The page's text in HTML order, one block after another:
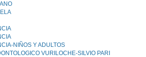
NIÑOS Y ADULTOS
VURILOCHE-SILVIO PARI